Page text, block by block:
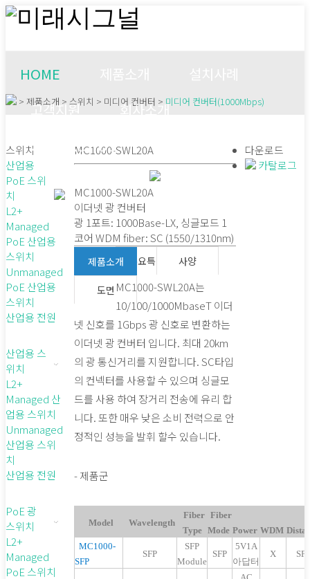
HOME
고객지원
회사소개
CONTACT US
> 제품소개 > 스위치 > 미디어 컨버터 > 미디어 컨버터(1000Mbps)
스위치
산업용
PoE 스위
치
L2+
Managed
PoE 산업용
스위치
Unmanaged
PoE 산업용
스위치
산업용 전원
산업용 스
위치
L2+
Managed 산
업용 스위치
Unmanaged
산업용 스위
치
산업용 전원
PoE 광
스위치
L2+
Managed
PoE 스위치
MC1000-SWL20A
MC1000-SWL20A
이더넷 광 컨버터
광 1포트: 1000Base-LX, 싱글모드 1
코어 WDM fiber: SC (1550/1310nm)
제품소개 주요특징 사양
도면 MC1000-SWL20A는
10/100/1000MbaseT 이더
넷 신호를 1Gbps 광 신호로 변환하는
이더넷 광 컨버터 입니다. 최대 20km
의 광 통신거리를 지원합니다. SC타입
의 컨넥터를 사용할 수 있으며 싱글모
드를 사용 하여 장거리 전송에 유리 합
니다. 또한 매우 낮은 소비 전력으로 안
정적인 성능을 발휘 할수 있습니다.
- 제품군
Model Wavelength
Fiber
Type
Fiber
Mode Power WDM
MC1000-
SFP
SFP
SFP
Module
SFP
5V1A
아답터
X SFP
다운로드
카탈로그